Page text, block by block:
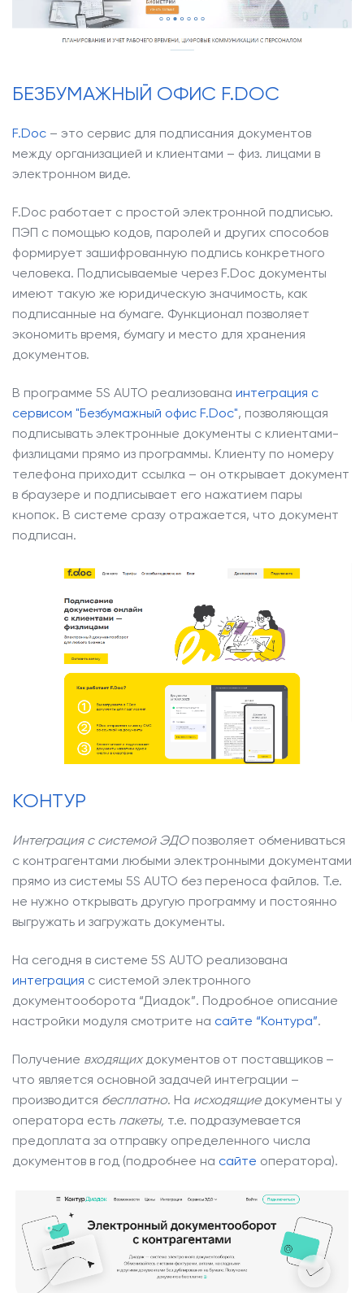
БЕЗБУМАЖНЫЙ ОФИС F.DOC
F.Doc – это сервис для подписания документов
между организацией и клиентами – физ. лицами в
электронном виде.
F.Doc работает с простой электронной подписью.
ПЭП с помощью кодов, паролей и других способов
формирует зашифрованную подпись конкретного
человека. Подписываемые через F.Doc документы
имеют такую же юридическую значимость, как
подписанные на бумаге. Функционал позволяет
экономить время, бумагу и место для хранения
документов.
В программе 5S AUTO реализована интеграция с
сервисом "Безбумажный офис F.Doc", позволяющая
подписывать электронные документы с клиентами-
физлицами прямо из программы. Клиенту по номеру
телефона приходит ссылка – он открывает документ
в браузере и подписывает его нажатием пары
кнопок. В системе сразу отражается, что документ
подписан.
КОНТУР
Интеграция с системой ЭДОпозволяет обмениваться
с контрагентами любыми электронными документами
прямо из системы 5S AUTO без переноса файлов. Т.е.
не нужно открывать другую программу и постоянно
выгружать и загружать документы.
На сегодня в системе 5S AUTO реализована
интеграция с системой электронного
документооборота “Диадок”. Подробное описание
настройки модуля смотрите на сайте “Контура”.
Получение входящихдокументов от поставщиков –
что является основной задачей интеграции –
производится бесплатно. На исходящиедокументы у
оператора есть пакеты, т.е. подразумевается
предоплата за отправку определенного числа
документов в год (подробнее на сайте оператора).